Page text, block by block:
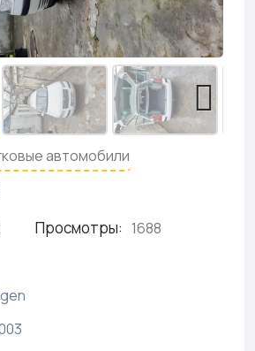
автомобили
Просмотры: 1688